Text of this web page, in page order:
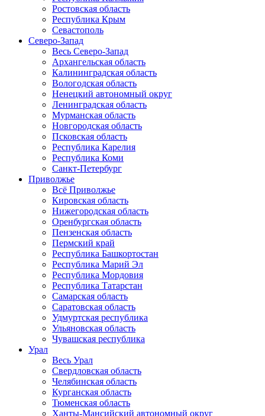
Ростовская область
Республика Крым
Севастополь
Северо-Запад
Весь Северо-Запад
Архангельская область
Калининградская область
Вологодская область
Ненецкий автономный округ
Ленинградская область
Мурманская область
Новгородская область
Псковская область
Республика Карелия
Республика Коми
Санкт-Петербург
Приволжье
Всё Приволжье
Кировская область
Нижегородская область
Оренбургская область
Пензенская область
Пермский край
Республика Башкортостан
Республика Марий Эл
Республика Мордовия
Республика Татарстан
Самарская область
Саратовская область
Удмуртская республика
Ульяновская область
Чувашская республика
Урал
Весь Урал
Свердловская область
Челябинская область
Курганская область
Тюменская область
Ханты-Мансийский автономный округ